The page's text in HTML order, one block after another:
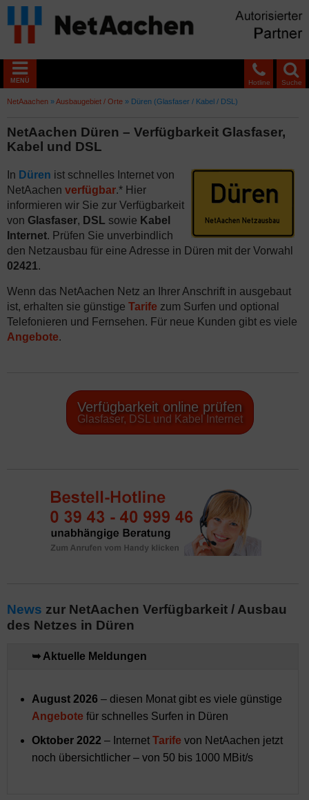
Suche
Hotline
MENÜ
NetAaachen »Ausbaugebiet / Orte » Düren (Glasfaser / Kabel / DSL)
NetAachen Düren – Verfügbarkeit Glasfaser,
Kabel und DSL
In Düren ist schnelles Internet von
NetAachen verfügbar.* Hier
informieren wir Sie zur Verfügbarkeit
von Glasfaser, DSL sowie Kabel
Internet. Prüfen Sie unverbindlich
den Netzausbau für eine Adresse in Düren mit der Vorwahl
02421.
Wenn das NetAachen Netz an Ihrer Anschrift in ausgebaut
ist, erhalten sie günstige Tarife zum Surfen und optional
Telefonieren und Fernsehen. Für neue Kunden gibt es viele
Angebote.
Verfügbarkeit online prüfen
Glasfaser, DSL und Kabel Internet
News zur NetAachen Verfügbarkeit / Ausbau
des Netzes in Düren
➥ Aktuelle Meldungen
August 2026 – diesen Monat gibt es viele günstige
Angebote für schnelles Surfen in Düren
Oktober 2022 – Internet Tarife von NetAachen jetzt
noch übersichtlicher – von 50 bis 1000 MBit/s